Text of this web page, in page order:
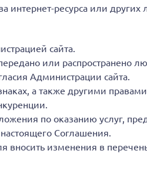
интернет-ресурса или других
сайта.
или распространено
Администрации сайта.
а также другими
по оказанию услуг,
Соглашения.
изменения в